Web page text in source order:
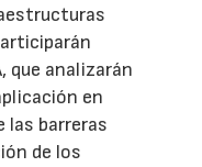
que analizarán
en
las barreras
de los